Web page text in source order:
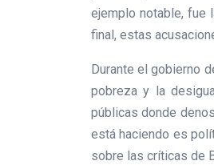
ejemplo notable, fue
final, estas
Durante el gobierno
pobreza y la
públicas donde
está haciendo es
sobre las críticas de